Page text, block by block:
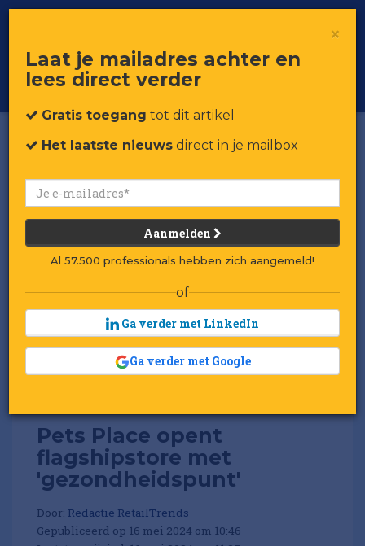
Voor professionals in retail & brands
Toggle
Pets Place opent
flagshipstore met
'gezondheidspunt'
Door: Redactie RetailTrends
Gepubliceerd op 16 mei 2024 om 10:46
×
Laat je mailadres achter en
lees direct verder
Gratis toegang tot dit artikel
Het laatste nieuws direct in je mailbox
Aanmelden
Al 57.500 professionals hebben zich aangemeld!
of
Ga verder met LinkedIn
Ga verder met Google